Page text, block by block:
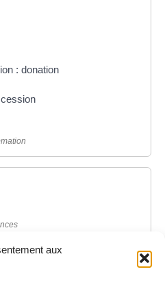
aux
: donation